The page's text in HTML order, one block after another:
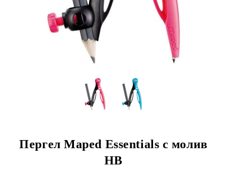
Пергел Maped Essentials с молив
HB